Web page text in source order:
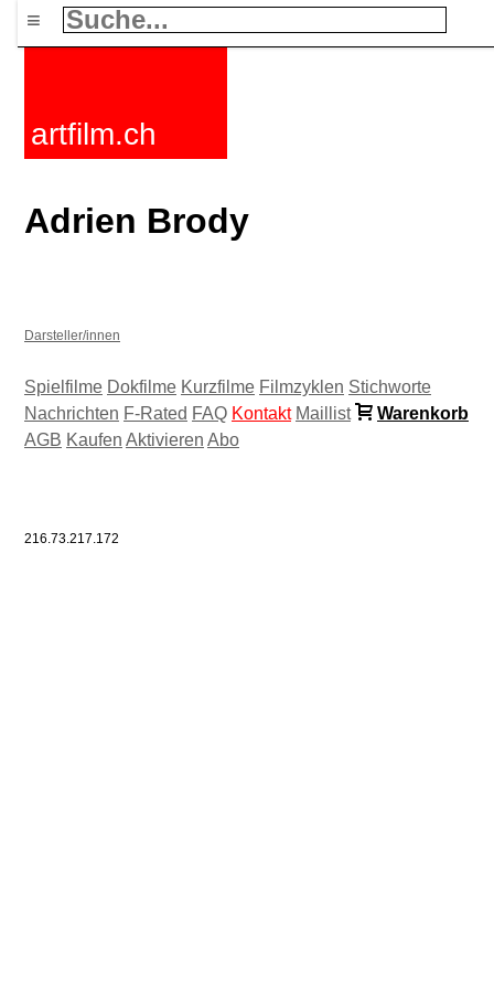
≡
artfilm.ch
Adrien Brody
Darsteller/innen
Spielfilme Dokfilme Kurzfilme Filmzyklen Stichworte
Nachrichten F-Rated FAQ Kontakt Maillist
Warenkorb
AGB Kaufen Aktivieren Abo
216.73.217.172